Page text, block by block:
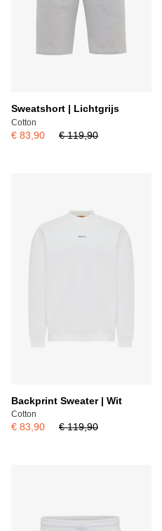
Sweatshort | Lichtgrijs
Cotton
€ 83,90 € 119,90
Backprint Sweater | Wit
Cotton
€ 83,90 € 119,90